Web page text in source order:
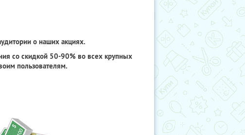
о наших акциях.
со скидкой 50-90% во всех крупных
пользователям.